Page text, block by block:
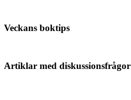
Veckans boktips
Artiklar med diskussionsfrågor